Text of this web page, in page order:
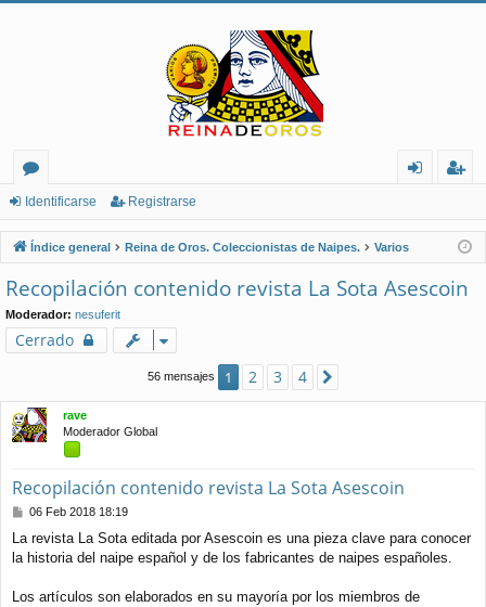
or
os
nt
ifi
ca
ist
ra
rs
Identificarse Registrarse
Índice general Reina de Oros. Coleccionistas de Naipes. Varios
Recopilación contenido revista La Sota Asescoin
Moderador: nesuferit
Cerrado
56 mensajes 1 2 3 4
rave
Moderador Global
Recopilación contenido revista La Sota Asescoin
M
n
s
j
06 Feb 2018 18:19
La revista La Sota editada por Asescoin es una pieza clave para conocer
la historia del naipe español y de los fabricantes de naipes españoles.
Los artículos son elaborados en su mayoría por los miembros de